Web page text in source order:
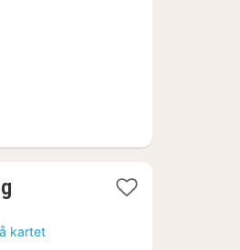
fra
kartet